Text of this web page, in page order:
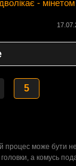
- мінетом
5
процес може
а комусь